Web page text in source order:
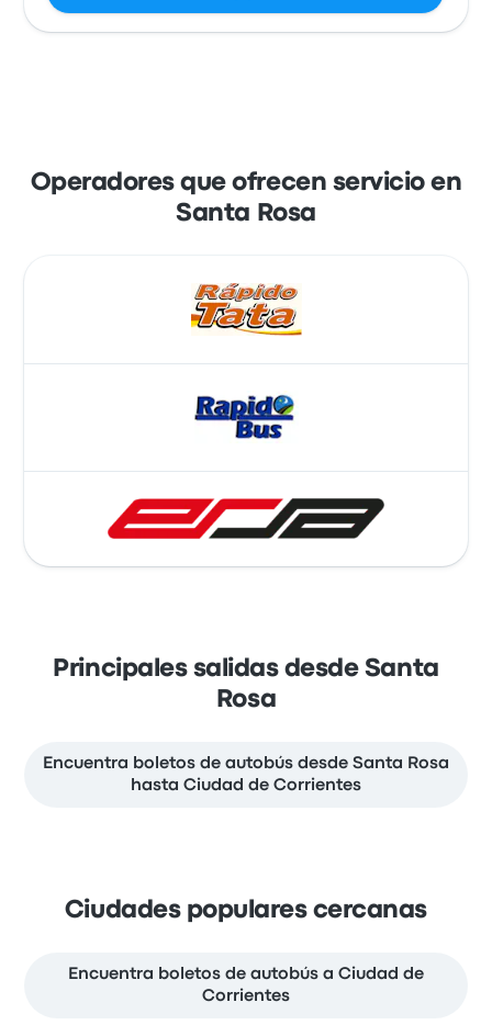
Operadores que ofrecen servicio en
Santa Rosa
Principales salidas desde Santa
Rosa
Encuentra boletos de autobús desde Santa Rosa
hasta Ciudad de Corrientes
Ciudades populares cercanas
Encuentra boletos de autobús a Ciudad de
Corrientes